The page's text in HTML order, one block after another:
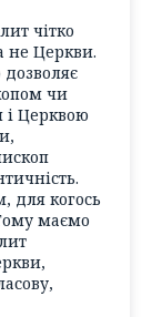
чітко
не Церкви.
чи
Церквою
для когось
маємо